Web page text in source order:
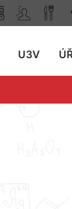
U3V